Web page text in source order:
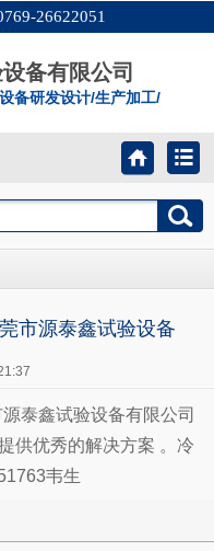
26622051
备有限公司
备研发设计/生产加工/
市源泰鑫试验设备
泰鑫试验设备有限公司
供优秀的解决方案 。冷
韦生